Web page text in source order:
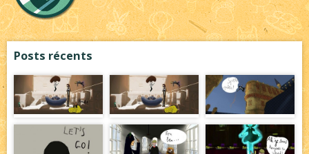
Posts récents